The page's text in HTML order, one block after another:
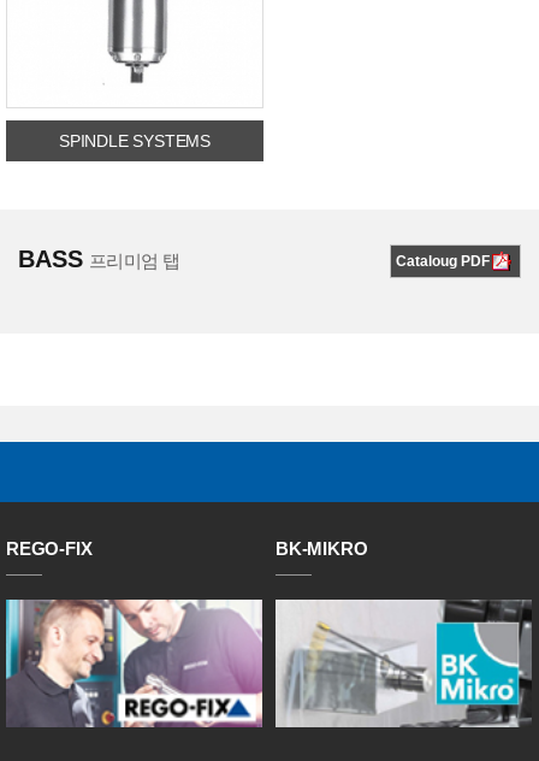
SPINDLE SYSTEMS
BASS 프리미엄 탭 Cataloug PDF
REGO-FIX BK-MIKRO